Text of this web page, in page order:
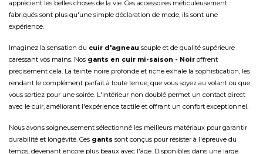
apprécient les belles choses de la vie. Ces accessoires méticuleusement
fabriqués sont plus qu'une simple déclaration de mode, ils sont une
expérience.
Imaginez la sensation du cuir d'agneau souple et de qualité supérieure
caressant vos mains. Nos gants en cuir mi-saison - Noir offrent
précisément cela. La teinte noire profonde et riche exhale la sophistication, les
rendant le complément parfait à toute tenue, que vous soyez au volant ou que
vous sortiez pour une soirée. L'intérieur non doublé permet un contact direct
avec le cuir, améliorant l'expérience tactile et offrant un confort exceptionnel.
Nous avons soigneusement sélectionné les meilleurs matériaux pour garantir
durabilité et longévité. Ces gants sont conçus pour résister à l'épreuve du
temps, devenant encore plus beaux avec l'âge. Disponibles dans une large